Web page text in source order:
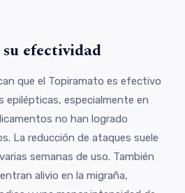
efectividad
que el Topiramato es efectivo
epilépticas, especialmente en
no han logrado
La reducción de ataques suele
semanas de uso. También
alivio en la migraña,